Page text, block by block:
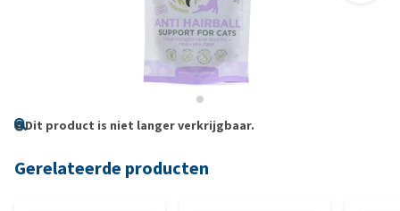
Dit product is niet langer verkrijgbaar.
Gerelateerde producten